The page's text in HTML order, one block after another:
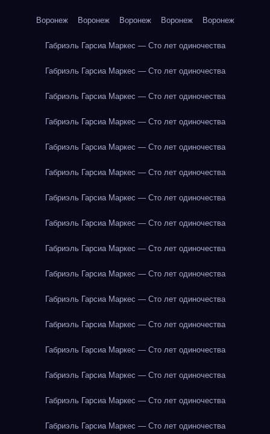
Воронеж Воронеж Воронеж Воронеж Воронеж
Габриэль Гарсиа Маркес — Сто лет одиночества
Габриэль Гарсиа Маркес — Сто лет одиночества
Габриэль Гарсиа Маркес — Сто лет одиночества
Габриэль Гарсиа Маркес — Сто лет одиночества
Габриэль Гарсиа Маркес — Сто лет одиночества
Габриэль Гарсиа Маркес — Сто лет одиночества
Габриэль Гарсиа Маркес — Сто лет одиночества
Габриэль Гарсиа Маркес — Сто лет одиночества
Габриэль Гарсиа Маркес — Сто лет одиночества
Габриэль Гарсиа Маркес — Сто лет одиночества
Габриэль Гарсиа Маркес — Сто лет одиночества
Габриэль Гарсиа Маркес — Сто лет одиночества
Габриэль Гарсиа Маркес — Сто лет одиночества
Габриэль Гарсиа Маркес — Сто лет одиночества
Габриэль Гарсиа Маркес — Сто лет одиночества
Габриэль Гарсиа Маркес — Сто лет одиночества